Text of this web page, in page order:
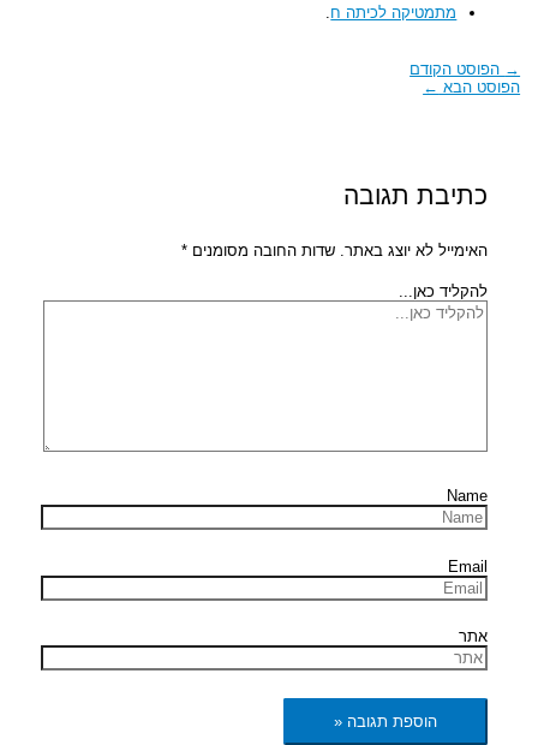
מתמטיקה לכיתה ח.
→ הפוסט הקודם
הפוסט הבא ←
כתיבת תגובה
האימייל לא יוצג באתר. שדות החובה מסומנים*
להקליד כאן...
Name
Email
אתר